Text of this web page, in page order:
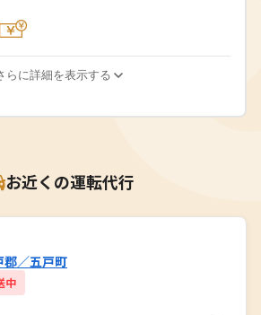
らに詳細を表示する
お近くの運転代行
郡／五戸町
中